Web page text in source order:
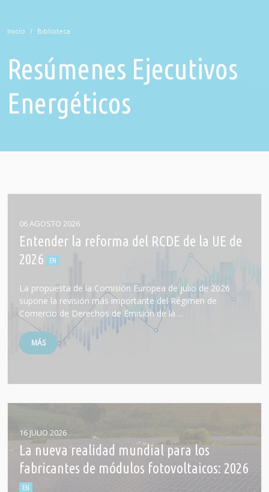
Inicio Biblioteca
Resúmenes Ejecutivos
Energéticos
06 AGOSTO 2026
Entender la reforma del RCDE de la UE de
2026
La propuesta de la Comisión Europea de julio de 2026
supone la revisión más importante del Régimen de
Comercio de Derechos de Emisión de la ...
MÁS
16 JULIO 2026
La nueva realidad mundial para los
fabricantes de módulos fotovoltaicos: 2026